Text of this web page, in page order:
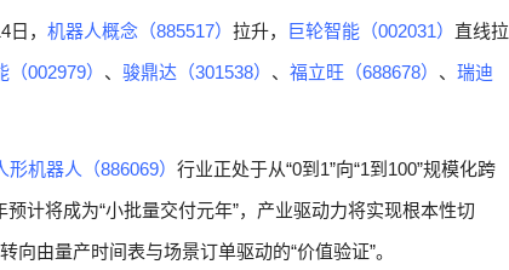
， 机器人概念（885517） 拉升， 巨轮智能（002031） 直线拉
（002979） 、 骏鼎达（301538） 、 福立旺（688678） 、 瑞迪
形机器人（886069） 行业正处于从“0到1”向“1到100”规模化跨
计将成为“小批量交付元年”，产业驱动力将实现根本性切
向由量产时间表与场景订单驱动的“价值验证”。